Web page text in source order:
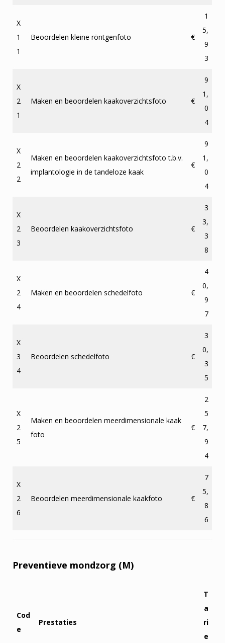
X
1
1
Beoordelen kleine röntgenfoto €
1
5,
9
3
X
2
1
Maken en beoordelen kaakoverzichtsfoto €
9
1,
0
4
X
2
2
Maken en beoordelen kaakoverzichtsfoto t.b.v.
implantologie in de tandeloze kaak
€
9
1,
0
4
X
2
3
Beoordelen kaakoverzichtsfoto €
3
3,
3
8
X
2
4
Maken en beoordelen schedelfoto €
4
0,
9
7
X
3
4
Beoordelen schedelfoto €
3
0,
3
5
X
2
5
Maken en beoordelen meerdimensionale kaak
foto
€
2
5
7,
9
4
X
2
6
Beoordelen meerdimensionale kaakfoto €
7
5,
8
6
Preventieve mondzorg (M)
Cod
e
Prestaties
T
a
ri
e